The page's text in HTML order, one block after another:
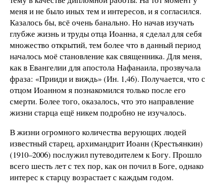
меня и не было иных тем и интересов, и я согласился.
Казалось бы, всё очень банально. Но начав изучать
глубже жизнь и труды отца Иоанна, я сделал для себя
множество открытий, тем более что в данный период
началось моё становление как священника. Для меня,
как в Евангелии для апостола Нафанаила, прозвучала
фраза: «Прииди и виждь» (Ин. 1,46). Получается, что с
отцом Иоанном я познакомился только после его
смерти. Более того, оказалось, что это направление
жизни старца ещё никем подробно не изучалось.
В жизни огромного количества верующих людей
известный старец, архимандрит Иоанн (Крестьянкин)
(1910–2006) послужил путеводителем к Богу. Прошло
всего шесть лет с тех пор, как он почил в Боге, однако
интерес к старцу возрастает с каждым годом.